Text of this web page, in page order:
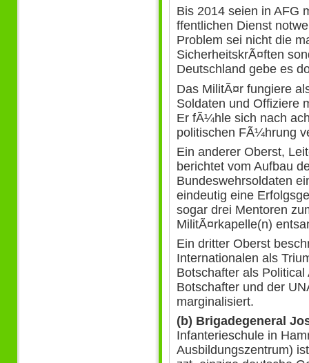
Bis 2014 seien in AFG
ffentlichen Dienst
Problem sei nicht die
SicherheitskrÃ¤ften
Deutschland gebe es
Das MilitÃ¤r fungiere
Soldaten und Offiziere
Er fÃ¼hle sich nach
politischen FÃ¼hrung
Ein anderer Oberst,
berichtet vom Aufbau
Bundeswehrsoldaten
eindeutig eine
sogar drei Mentoren
MilitÃ¤rkapelle(n)
Ein dritter Oberst
Internationalen als
Botschafter als
Botschafter und der
marginalisiert.
(b) Brigadegeneral
Infanterieschule in
Ausbildungszentrum)